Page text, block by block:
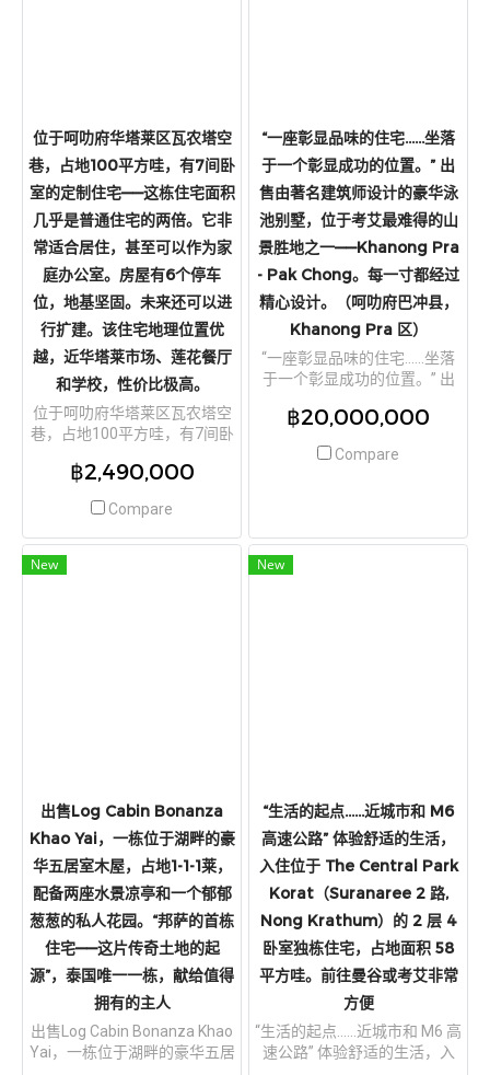
位于呵叻府华塔莱区瓦农塔空
巷，占地100平方哇，有7间卧
室的定制住宅——这栋住宅面积
几乎是普通住宅的两倍。它非
常适合居住，甚至可以作为家
庭办公室。房屋有6个停车
位，地基坚固。未来还可以进
行扩建。该住宅地理位置优
越，近华塔莱市场、莲花餐厅
和学校，性价比极高。
位于呵叻府华塔莱区瓦农塔空
巷，占地100平方哇，有7间卧
积几乎是普通住宅的两倍。它
家庭办公室。房屋有6个停车
位，地基坚固。未来还可以进
行扩建。该住宅地理位置优
越，近华塔莱市场、莲花餐厅
฿2,490,000
Compare
“一座彰显品味的住宅……坐落
于一个彰显成功的位置。” 出
售由著名建筑师设计的豪华泳
池别墅，位于考艾最难得的山
景胜地之一——Khanong Pra
- Pak Chong。每一寸都经过
精心设计。（呵叻府巴冲县，
Khanong Pra 区）
“一座彰显品味的住宅……坐落
于一个彰显成功的位置。” 出
池别墅，位于考艾最难得的山
Pak Chong。每一寸都经过精
฿20,000,000
Compare
New
出售Log Cabin Bonanza
Khao Yai，一栋位于湖畔的豪
华五居室木屋，占地1-1-1莱，
配备两座水景凉亭和一个郁郁
葱葱的私人花园。“邦萨的首栋
住宅——这片传奇土地的起
源”，泰国唯一一栋，献给值得
拥有的主人
出售Log Cabin Bonanza Khao
Yai，一栋位于湖畔的豪华五居
New
“生活的起点......近城市和 M6
高速公路” 体验舒适的生活，
入住位于 The Central Park
Korat（Suranaree 2 路,
Nong Krathum）的 2 层 4
卧室独栋住宅，占地面积 58
平方哇。前往曼谷或考艾非常
方便
“生活的起点......近城市和 M6 高
速公路” 体验舒适的生活，入